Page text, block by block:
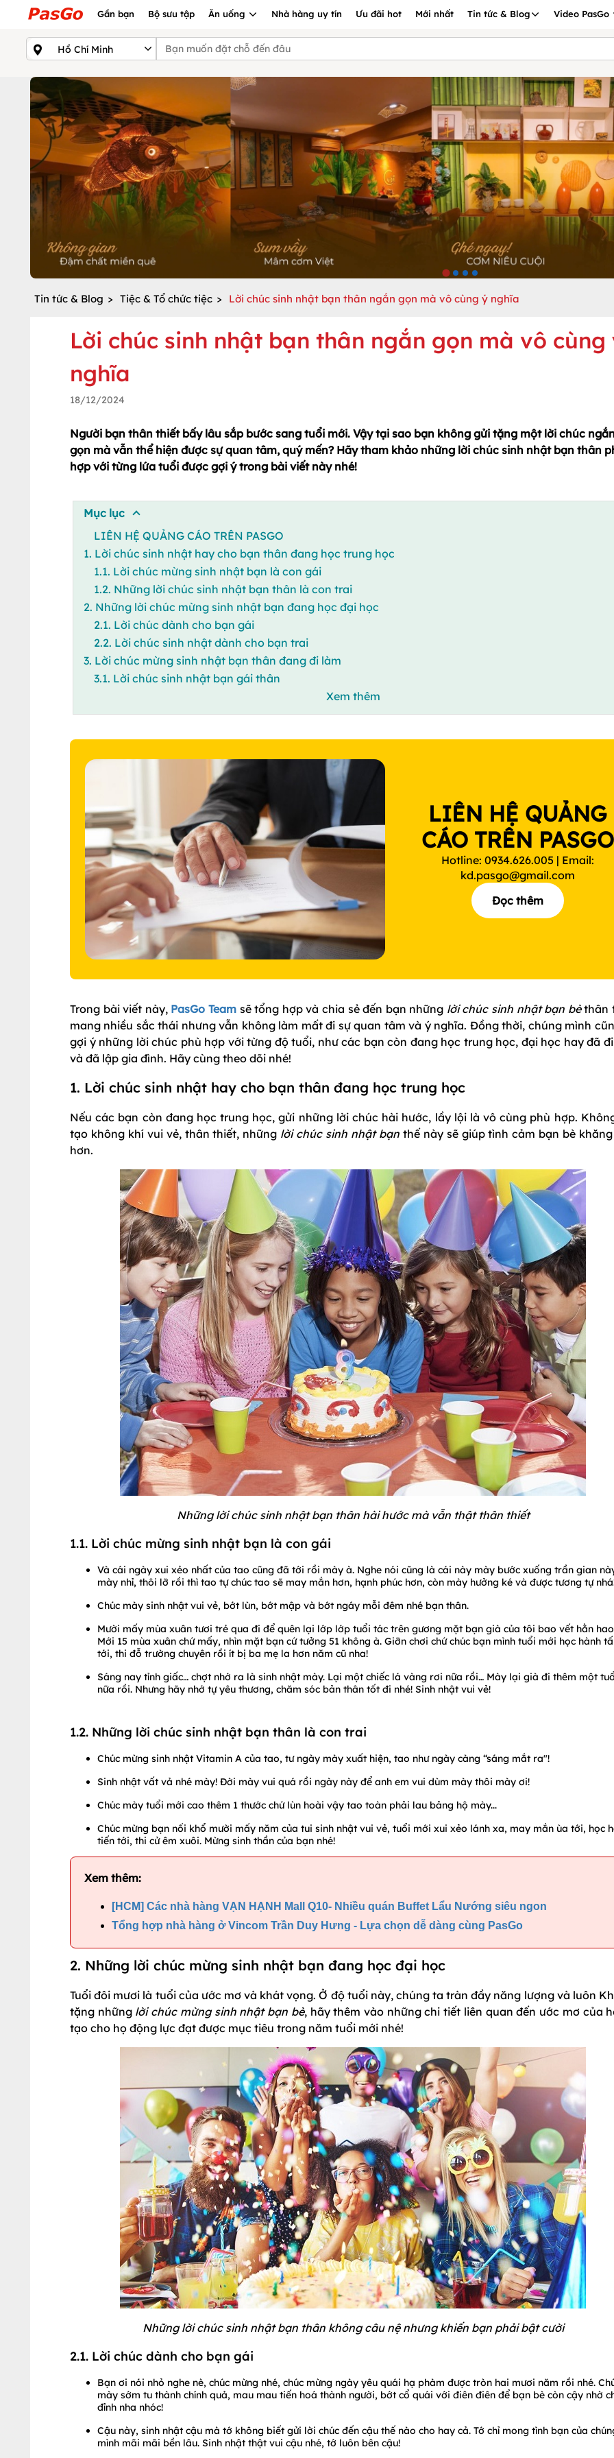
Gần bạn Bộ sưu tập Ăn uống Nhà hàng uy tín Ưu đãi hot Mới nhất Tin tức & Blog Video PasGo
Tin tức & Blog > Tiệc & Tổ chức tiệc > Lời chúc sinh nhật bạn thân ngắn gọn mà vô cùng ý nghĩa
Lời chúc sinh nhật bạn thân ngắn gọn mà vô cùng
nghĩa
18/12/2024
Người bạn thân thiết bấy lâu sắp bước sang tuổi mới. Vậy tại sao bạn không gửi tặng một lời chúc
gọn mà vẫn thể hiện được sự quan tâm, quý mến? Hãy tham khảo những lời chúc sinh nhật bạn thân
hợp với từng lứa tuổi được gợi ý trong bài viết này nhé!
Mục lục
LIÊN HỆ QUẢNG CÁO TRÊN PASGO
1. Lời chúc sinh nhật hay cho bạn thân đang học trung học
1.1. Lời chúc mừng sinh nhật bạn là con gái
1.2. Những lời chúc sinh nhật bạn thân là con trai
2. Những lời chúc mừng sinh nhật bạn đang học đại học
2.1. Lời chúc dành cho bạn gái
2.2. Lời chúc sinh nhật dành cho bạn trai
3. Lời chúc mừng sinh nhật bạn thân đang đi làm
3.1. Lời chúc sinh nhật bạn gái thân
Xem thêm
LIÊN HỆ QUẢNG
CÁO TRÊN PASGO
Hotline: 0934.626.005 | Email:
kd.pasgo@gmail.com
Đọc thêm
Trong bài viết này, PasGo Teamsẽ tổng hợp và chia sẻ đến bạn những lời chúc sinh nhật bạn bèthân
mang nhiều sắc thái nhưng vẫn không làm mất đi sự quan tâm và ý nghĩa. Đồng thời, chúng mình
gợi ý những lời chúc phù hợp với từng độ tuổi, như các bạn còn đang học trung học, đại học hay đã
và đã lập gia đình. Hãy cùng theo dõi nhé!
1. Lời chúc sinh nhật hay cho bạn thân đang học trung học
Nếu các bạn còn đang học trung học, gửi những lời chúc hài hước, lầy lội là vô cùng phù hợp.
tạo không khí vui vẻ, thân thiết, những lời chúc sinh nhật bạnthế này sẽ giúp tình cảm bạn bè
hơn.
Những lời chúc sinh nhật bạn thân hài hước mà vẫn thật thân thiết
1.1. Lời chúc mừng sinh nhật bạn là con gái
Và cái ngày xui xẻo nhất của tao cũng đã tới rồi mày à. Nghe nói cũng là cái này mày bước xuống trần gian
mày nhỉ, thôi lỡ rồi thì tao tự chúc tao sẽ may mắn hơn, hạnh phúc hơn, còn mày hưởng ké và được tương tự
Chúc mày sinh nhật vui vẻ, bớt lùn, bớt mập và bớt ngáy mỗi đêm nhé bạn thân.
Mười mấy mùa xuân tươi trẻ qua đi để quên lại lớp lớp tuổi tác trên gương mặt bạn già của tôi bao vết hằn
Mới 15 mùa xuân chứ mấy, nhìn mặt bạn cứ tưởng 51 không à. Giỡn chơi chứ chúc bạn mình tuổi mới học hành
tới, thi đỗ trường chuyên rồi ít bị ba mẹ la hơn năm cũ nha!
Sáng nay tỉnh giấc… chợt nhớ ra là sinh nhật mày. Lại một chiếc lá vàng rơi nữa rồi… Mày lại già đi thêm một
nữa rồi. Nhưng hãy nhớ tự yêu thương, chăm sóc bản thân tốt đi nhé! Sinh nhật vui vẻ!
1.2. Những lời chúc sinh nhật bạn thân là con trai
Chúc mừng sinh nhật Vitamin A của tao, tư ngày mày xuất hiện, tao như ngày càng “sáng mắt ra"!
Sinh nhật vất vả nhé mày! Đời mày vui quá rồi ngày này để anh em vui dùm mày thôi mày ơi!
Chúc mày tuổi mới cao thêm 1 thước chứ lùn hoài vậy tao toàn phải lau bảng hộ mày...
Chúc mừng bạn nối khổ mười mấy năm của tui sinh nhật vui vẻ, tuổi mới xui xẻo lánh xa, may mắn ùa tới, học
tiến tới, thi cử êm xuôi. Mừng sinh thần của bạn nhé!
Xem thêm:
[HCM] Các nhà hàng VẠN HẠNH Mall Q10- Nhiều quán Buffet Lẩu Nướng siêu ngon
Tổng hợp nhà hàng ở Vincom Trần Duy Hưng - Lựa chọn dễ dàng cùng PasGo
2. Những lời chúc mừng sinh nhật bạn đang học đại học
Tuổi đôi mươi là tuổi của ước mơ và khát vọng. Ở độ tuổi này, chúng ta tràn đầy năng lượng và luôn
tặng những lời chúc mừng sinh nhật bạn bè, hãy thêm vào những chi tiết liên quan đến ước mơ của
tạo cho họ động lực đạt được mục tiêu trong năm tuổi mới nhé!
Những lời chúc sinh nhật bạn thân không câu nệ nhưng khiến bạn phải bật cười
2.1. Lời chúc dành cho bạn gái
Bạn ơi nói nhỏ nghe nè, chúc mừng nhé, chúc mừng ngày yêu quái hạ phàm được tròn hai mươi năm rồi nhé.
mày sớm tu thành chính quả, mau mau tiến hoá thành người, bớt cổ quái với điên điên để bạn bè còn cậy nhờ
đỉnh nha nhóc!
Cậu này, sinh nhật cậu mà tớ không biết gửi lời chúc đến cậu thế nào cho hay cả. Tớ chỉ mong tình bạn của
mình mãi mãi bền lâu. Sinh nhật thật vui cậu nhé, tớ luôn bên cậu!